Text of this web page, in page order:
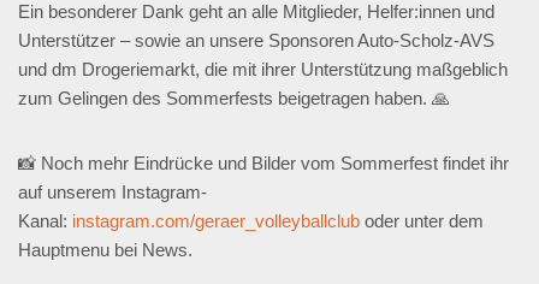
Ein besonderer Dank geht an alle Mitglieder, Helfer:innen und
Unterstützer – sowie an unsere Sponsoren Auto-Scholz-AVS
und dm Drogeriemarkt, die mit ihrer Unterstützung maßgeblich
zum Gelingen des Sommerfests beigetragen haben. 🙏
📸 Noch mehr Eindrücke und Bilder vom Sommerfest findet ihr
auf unserem Instagram-
Kanal: instagram.com/geraer_volleyballclub oder unter dem
Hauptmenu bei News.